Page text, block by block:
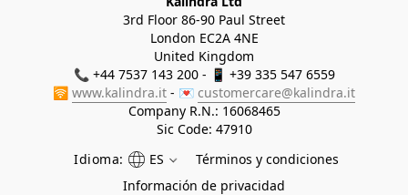
3rd Floor 86-90 Paul Street
London EC2A 4NE
United Kingdom
📞 +44 7537 143 200 - 📱 +39 335 547 6559
🛜 www.kalindra.it - 💌 customercare@kalindra.it
Company R.N.: 16068465
Sic Code: 47910
Idioma:
ES
Términos y condiciones
Información de privacidad